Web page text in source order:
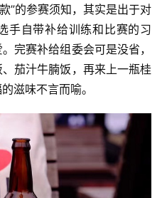
”的参赛须知，其实是出于对
手自带补给训练和比赛的习
完赛补给组委会可是没省，
茄汁牛腩饭，再来上一瓶桂
滋味不言而喻。